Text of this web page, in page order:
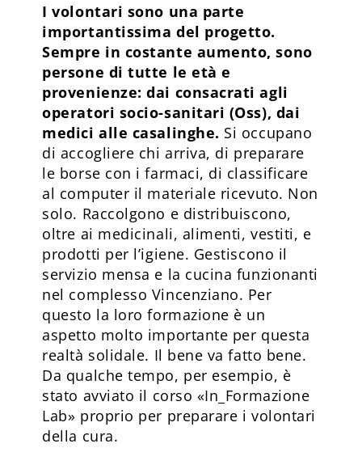
I volontari sono una parte
importantissima del progetto.
Sempre in costante aumento, sono
persone di tutte le età e
provenienze: dai consacrati agli
operatori socio-sanitari (Oss), dai
medici alle casalinghe. Si occupano
di accogliere chi arriva, di preparare
le borse con i farmaci, di classificare
al computer il materiale ricevuto. Non
solo. Raccolgono e distribuiscono,
oltre ai medicinali, alimenti, vestiti, e
prodotti per l’igiene. Gestiscono il
servizio mensa e la cucina funzionanti
nel complesso Vincenziano. Per
questo la loro formazione è un
aspetto molto importante per questa
realtà solidale. Il bene va fatto bene.
Da qualche tempo, per esempio, è
stato avviato il corso «In_Formazione
Lab» proprio per preparare i volontari
della cura.